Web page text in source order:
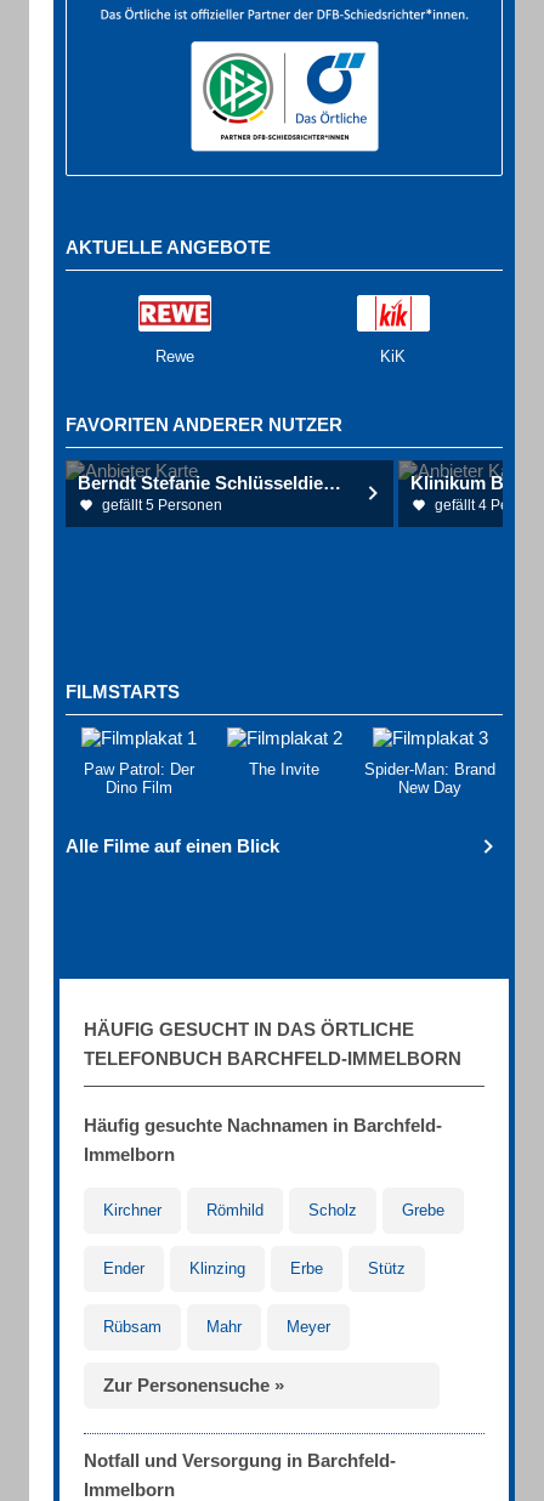
AKTUELLE ANGEBOTE
Rewe KiK
FAVORITEN ANDERER NUTZER
Berndt Stefanie Schlüsseldienst
gefällt 5 Personen gefällt 4
FILMSTARTS
Paw Patrol: Der
Dino Film
The Invite
Spider-Man: Brand
New Day
Alle Filme auf einen Blick
HÄUFIG GESUCHT IN DAS ÖRTLICHE
TELEFONBUCH BARCHFELD-IMMELBORN
Häufig gesuchte Nachnamen in Barchfeld-
Immelborn
Kirchner Römhild Scholz Grebe
Ender Klinzing Erbe Stütz
Rübsam Mahr Meyer
Zur Personensuche »
Notfall und Versorgung in Barchfeld-
Immelborn